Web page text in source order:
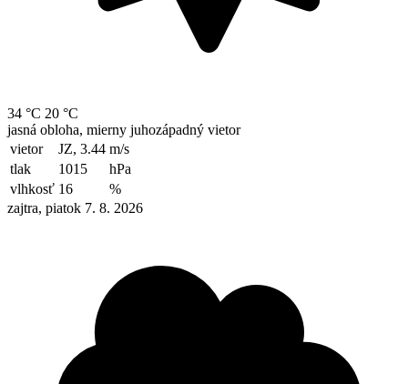
34 °C 20 °C
jasná obloha, mierny juhozápadný vietor
vietor
JZ, 3.44 m/s
tlak
1015
hPa
vlhkosť 16
%
zajtra, piatok 7. 8. 2026